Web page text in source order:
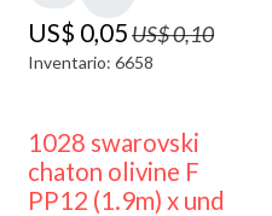
US$ 0,05US$0,10
Inventario: 6658
1028 swarovski
chaton olivine F
PP12 (1.9m) x und